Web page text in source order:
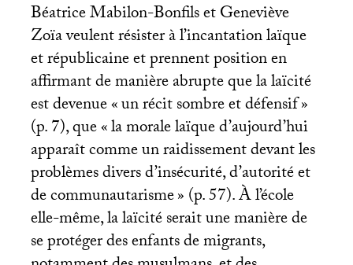
Béatrice Mabilon-Bonfils et Geneviève
Zoïa veulent résister à l’incantation laïque
et républicaine et prennent position en
affirmant de manière abrupte que la laïcité
est devenue «un récit sombre et défensif»
(p. 7), que «la morale laïque d’aujourd’hui
apparaît comme un raidissement devant les
problèmes divers d’insécurité, d’autorité et
de communautarisme» (p. 57). À l’école
elle-même, la laïcité serait une manière de
se protéger des enfants de migrants,